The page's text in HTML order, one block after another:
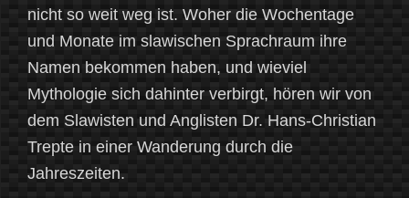
nicht so weit weg ist. Woher die Wochentage
und Monate im slawischen Sprachraum ihre
Namen bekommen haben, und wieviel
Mythologie sich dahinter verbirgt, hören wir von
dem Slawisten und Anglisten Dr. Hans-Christian
Trepte in einer Wanderung durch die
Jahreszeiten.